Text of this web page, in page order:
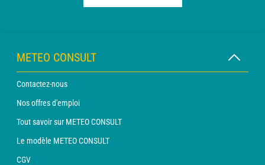
METEO CONSULT
Contactez-nous
Nos offres d'emploi
Tout savoir sur METEO CONSULT
Le modèle METEO CONSULT
CGV